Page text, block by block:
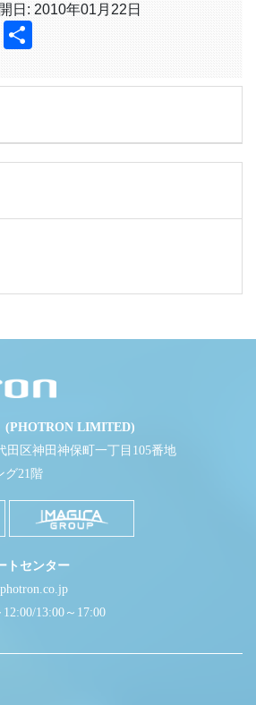
日: 2010年01月22日
Email
LIMITED)
田区神田神保町一丁目105番地
グ21階
トセンター
13:00～17:00